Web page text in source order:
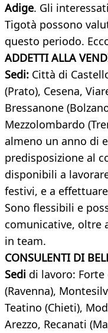
Adige. Gli
Tigotà possono
questo periodo.
ADDETTI ALLA
Sedi: Città di
(Prato), Cesena,
Bressanone
Mezzolombardo
almeno un anno di
predisposizione al
disponibili a
festivi, e a
Sono flessibili e
comunicative, oltre
in team.
CONSULENTI DI
Sedi di lavoro: Forte
(Ravenna),
Teatino (Chieti),
Arezzo, Recanati